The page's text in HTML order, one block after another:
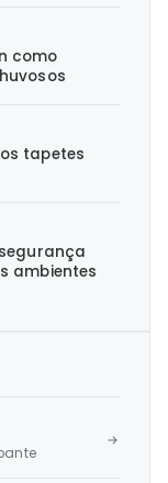
como
tapetes
ambientes